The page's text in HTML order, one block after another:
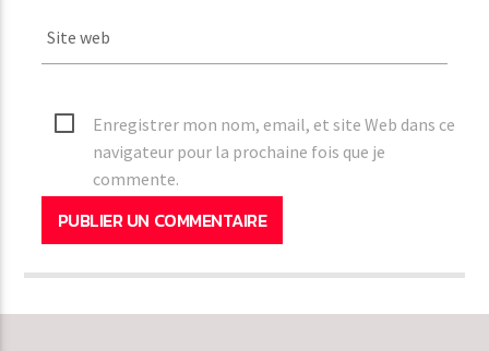
Enregistrer mon nom, email, et site Web dans ce
navigateur pour la prochaine fois que je
commente.